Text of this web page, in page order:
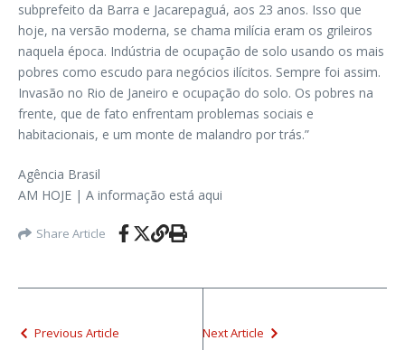
subprefeito da Barra e Jacarepaguá, aos 23 anos. Isso que
hoje, na versão moderna, se chama milícia eram os grileiros
naquela época. Indústria de ocupação de solo usando os mais
pobres como escudo para negócios ilícitos. Sempre foi assim.
Invasão no Rio de Janeiro e ocupação do solo. Os pobres na
frente, que de fato enfrentam problemas sociais e
habitacionais, e um monte de malandro por trás.”
Agência Brasil
AM HOJE | A informação está aqui
Share Article
Previous Article Next Article